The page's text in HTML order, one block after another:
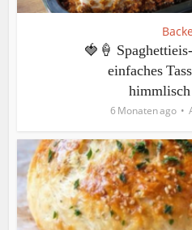
🍓🍦
einfaches
6 Monaten ago